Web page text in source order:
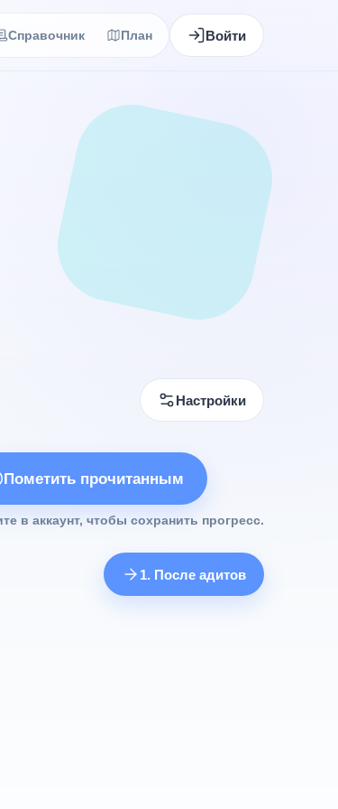
Справочник План Войти
Настройки
Пометить прочитанным
в аккаунт, чтобы сохранить прогресс.
1. После адитов